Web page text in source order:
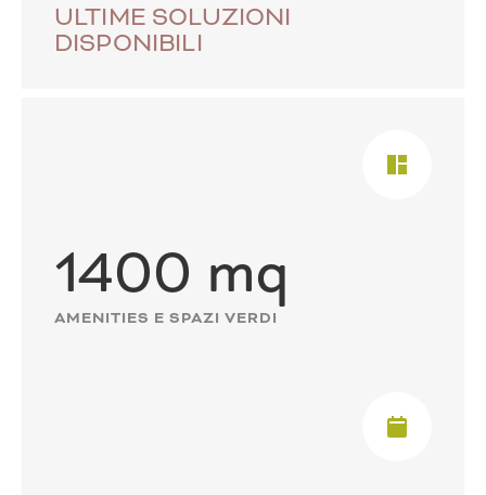
ULTIME SOLUZIONI
DISPONIBILI
AMENITIES E SPAZI VERDI
1400 mq